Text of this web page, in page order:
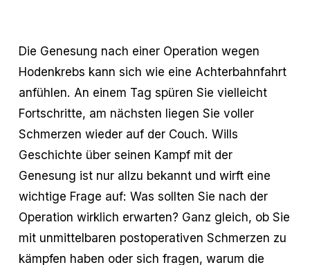
Die Genesung nach einer Operation wegen
Hodenkrebs kann sich wie eine Achterbahnfahrt
anfühlen. An einem Tag spüren Sie vielleicht
Fortschritte, am nächsten liegen Sie voller
Schmerzen wieder auf der Couch. Wills
Geschichte über seinen Kampf mit der
Genesung ist nur allzu bekannt und wirft eine
wichtige Frage auf: Was sollten Sie nach der
Operation wirklich erwarten? Ganz gleich, ob Sie
mit unmittelbaren postoperativen Schmerzen zu
kämpfen haben oder sich fragen, warum die